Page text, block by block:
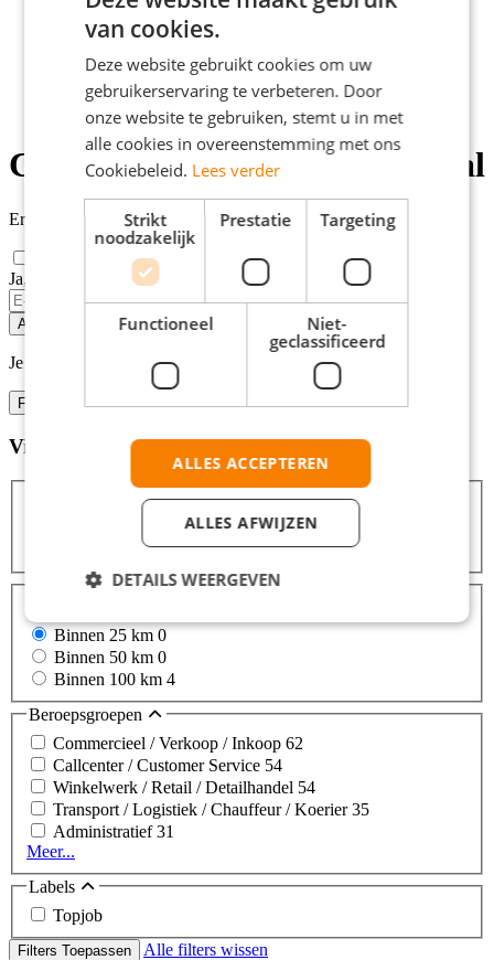
Werken
Veenendaal
Creatieve vacatures
Creatieve vacatures Veenendaal
Er zijn creatieve vacatures in Veenendaal gevonden.
Ja, email mij de nieuwste vacatures van deze zoekopdracht!
If
you
are
a
ignore
this
field
Alert opslaan
Je kunt vacature-alerts op elk moment uitzetten.
Filters
Vind hier de baan die bij jou past Filters
Zoeken
Afstanden
Binnen 25 km 0
Binnen 50 km 0
Binnen 100 km 4
Beroepsgroepen
Commercieel / Verkoop / Inkoop 62
Callcenter / Customer Service 54
Winkelwerk / Retail / Detailhandel 54
Transport / Logistiek / Chauffeur / Koerier35
Administratief31
Meer...
Labels
Topjob
Filters Toepassen
Alle filters wissen
van cookies.
Deze website gebruikt cookies om uw
gebruikerservaring te verbeteren. Door
onze website te gebruiken, stemt u in met
alle cookies in overeenstemming met ons
Cookiebeleid. Lees verder
Strikt
noodzakelijk
Prestatie Targeting
Functioneel
Niet-
geclassificeerd
ALLES ACCEPTEREN
ALLES AFWIJZEN
DETAILS WEERGEVEN